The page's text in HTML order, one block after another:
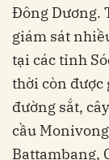
Đông Dương.
giám sát
tại các tỉnh
thời còn được
đường sắt,
cầu
Battambang,